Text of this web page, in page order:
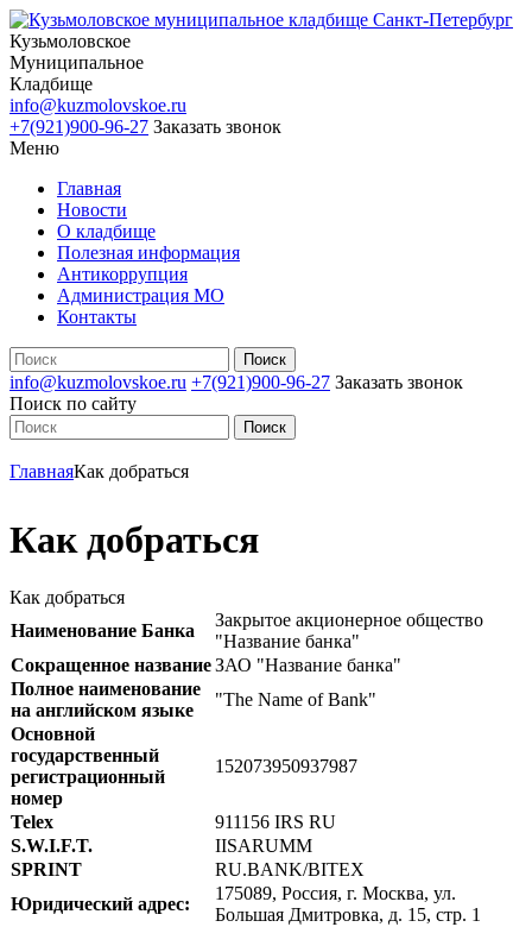
Кузьмоловское
Муниципальное
Кладбище
info@kuzmolovskoe.ru
+7(921)900-96-27 Заказать звонок
Меню
Главная
Новости
О кладбище
Полезная информация
Антикоррупция
Администрация МО
Контакты
info@kuzmolovskoe.ru +7(921)900-96-27 Заказать звонок
Поиск по сайту
ГлавнаяКак добраться
Как добраться
Как добраться
Наименование Банка
Закрытое акционерное общество
"Название банка"
Сокращенное названиеЗАО "Название банка"
Полное наименование
на английском языке
"The Name of Bank"
Основной
государственный
регистрационный
номер
152073950937987
Telex
911156 IRS RU
S.W.I.F.T.
IISARUMM
SPRINT
RU.BANK/BITEX
Юридический адрес:
175089, Россия, г. Москва, ул.
Большая Дмитровка, д. 15, стр. 1